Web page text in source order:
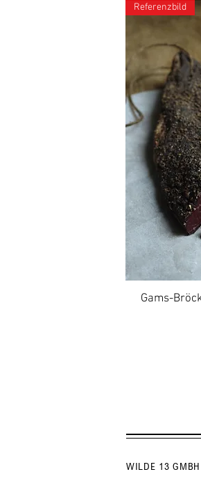
Referenzbild
Gams-
WILDE 13 GMBH